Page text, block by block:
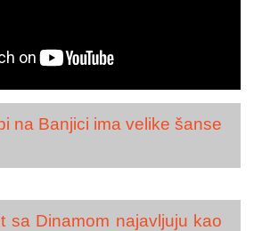
na Banjici ima velike šanse
sa Dinamom najavljuju kao